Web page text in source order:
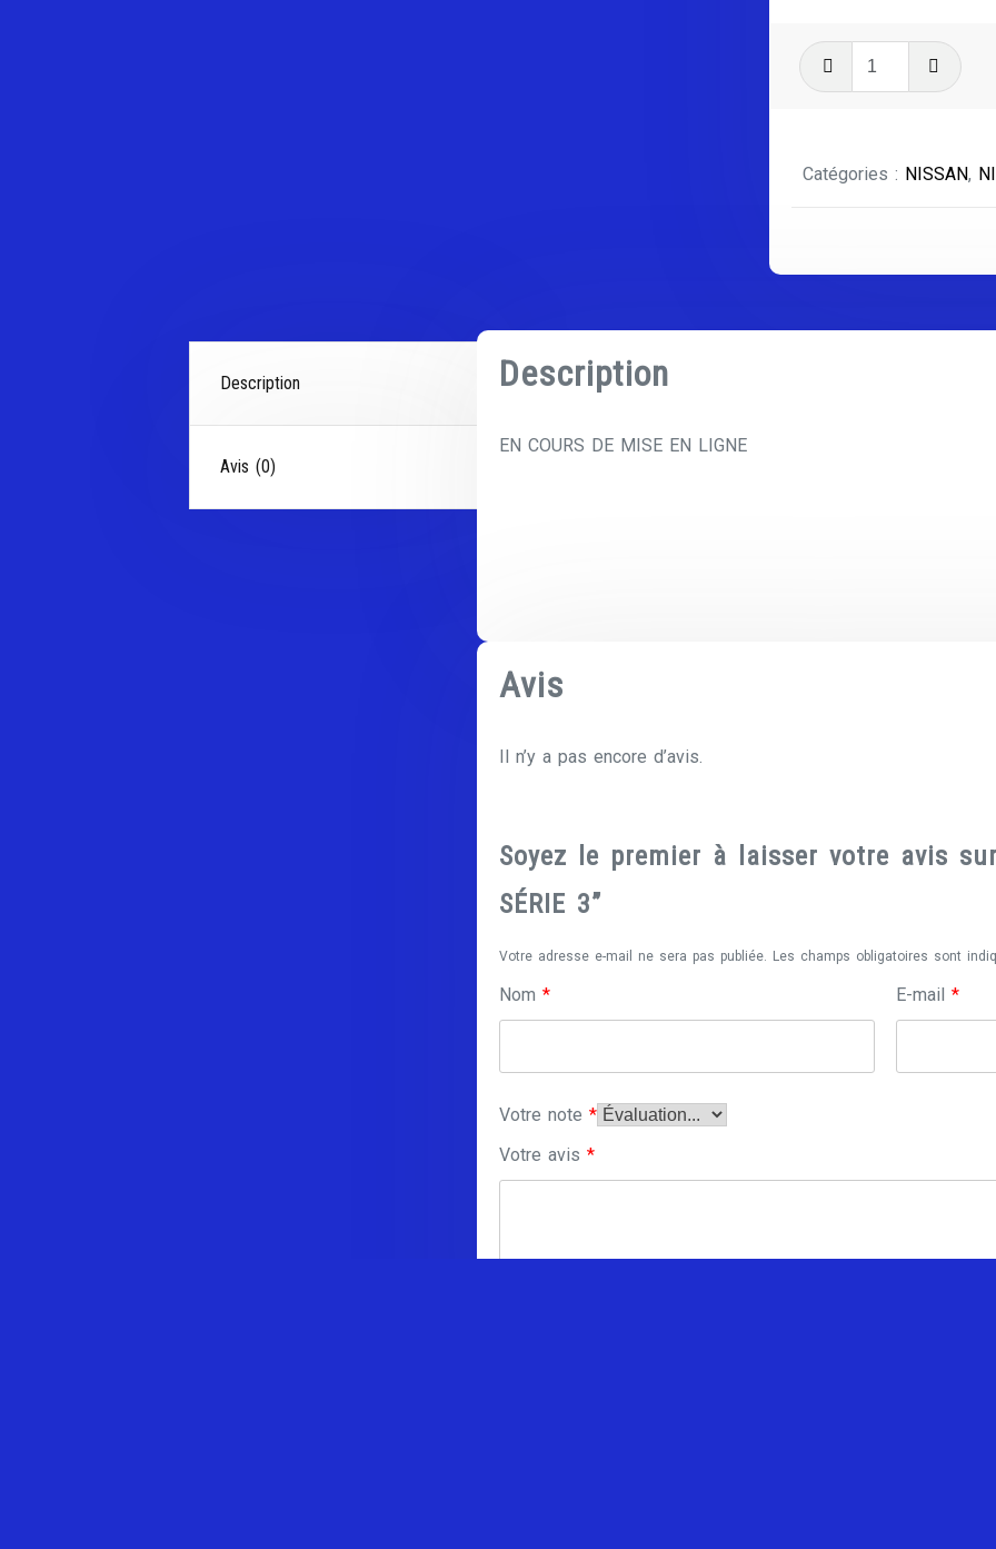
quantité
SÉRIE
Catégories : NISSAN,
Description
Avis (0)
Description
EN COURS DE MISE EN LIGNE
Avis
Il n’y a pas encore d’avis.
Soyez le premier à laisser votre avis sur
SÉRIE 3”
Votre adresse e-mail ne sera pas publiée. Les champs obligatoires sont
Nom * E-mail *
Votre note *
Votre avis *